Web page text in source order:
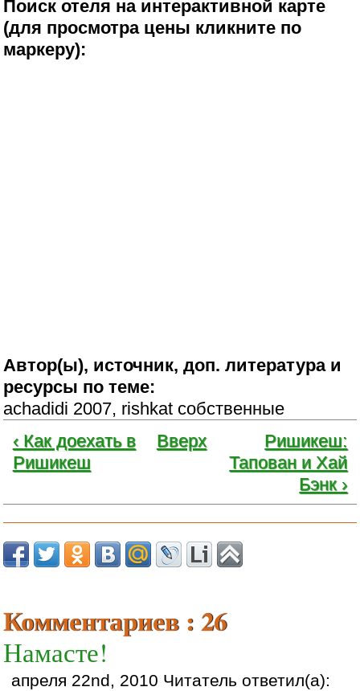
Поиск отеля на интерактивной карте
(для просмотра цены кликните по
маркеру):
Автор(ы), источник, доп. литература и
ресурсы по теме:
achadidi 2007, rishkat собственные
‹ Как доехать в
Ришикеш
Вверх
Ришикеш:
Тапован и Хай
Бэнк ›
Комментариев : 26
Намасте!
апреля 22nd, 2010 Читатель ответил(а):